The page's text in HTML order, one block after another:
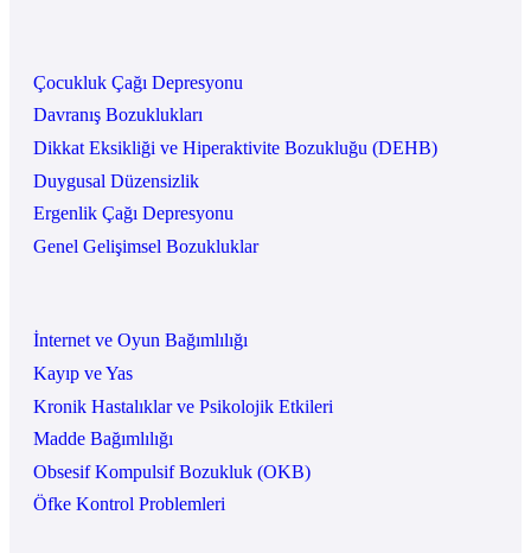
Çocukluk Çağı Depresyonu
Davranış Bozuklukları
Dikkat Eksikliği ve Hiperaktivite Bozukluğu (DEHB)
Duygusal Düzensizlik
Ergenlik Çağı Depresyonu
Genel Gelişimsel Bozukluklar
İnternet ve Oyun Bağımlılığı
Kayıp ve Yas
Kronik Hastalıklar ve Psikolojik Etkileri
Madde Bağımlılığı
Obsesif Kompulsif Bozukluk (OKB)
Öfke Kontrol Problemleri